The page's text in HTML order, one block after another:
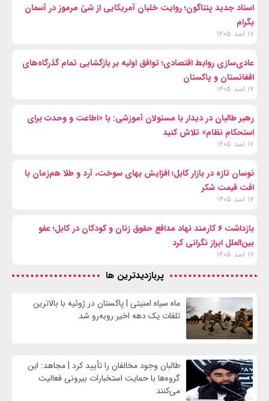
اسناد جدید پنتاگون؛ روایت خلبان آمریکایی از شئ مرموز در آسمان
بگرام
۱۷ اسد ۱۴۰۵
عادی‌سازی روابط اقتصادی؛ توافق اولیه بر بازگشایی تمام گذرگاه‌های
افغانستان و پاکستان
۱۷ اسد ۱۴۰۵
رهبر طالبان در دیدار با مسئولان آموزشی: با «اطاعت و وحدت برای
استحکام نظام» تلاش کنید
۱۷ اسد ۱۴۰۵
نوسان تازه در بازار کابل؛ افزایش بهای سوخت، آرد و طلا هم‌زمان با
افت قیمت شکر
۱۷ اسد ۱۴۰۵
بازداشت ۶ کارمند نهاد مدافع حقوق زنان و کودکان در کابل؛ عفو
بین‌الملل ابراز نگرانی کرد
۱۷ اسد ۱۴۰۵
پربازدیدترین ها
ماه سیاه امنیتی | پاکستان در ژوئیه با بالاترین
تلفات یک دهه اخیر روبه‌رو شد
طالبان وجود مخالفان را تأیید کرد | مجاهد: این
گروه‌ها با حمایت استخبارات بیرونی فعالیت
می‌کنند